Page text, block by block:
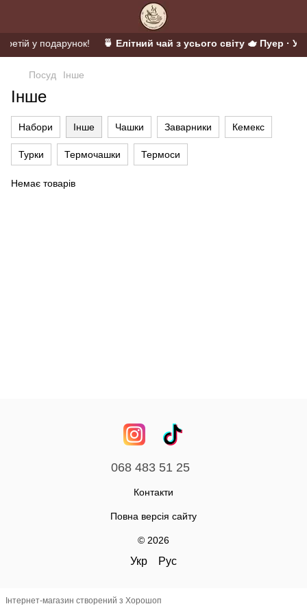
у подарунок! 🍵 Елітний чай з усього світу 🫖 Пуер ·
Посуд Інше
Інше
Набори Інше Чашки Заварники Кемекс
Турки Термочашки Термоси
Немає товарів
068 483 51 25
Контакти
Повна версія сайту
© 2026
Укр Рус
Інтернет-магазин створений з Хорошоп